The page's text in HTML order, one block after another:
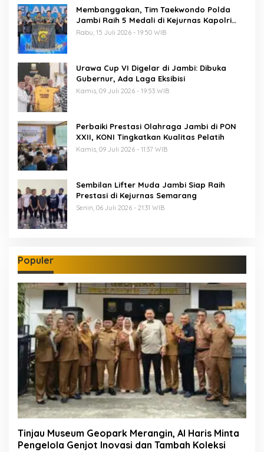
Membanggakan, Tim Taekwondo Polda
Jambi Raih 5 Medali di Kejurnas Kapolri
Cup 7
Rabu, 15 Juli 2026 - 19:50 WIB
Urawa Cup VI Digelar di Jambi: Dibuka
Gubernur, Ada Laga Eksibisi
Kamis, 09 Juli 2026 - 19:53 WIB
Perbaiki Prestasi Olahraga Jambi di PON
XXII, KONI Tingkatkan Kualitas Pelatih
Kamis, 09 Juli 2026 - 11:37 WIB
Sembilan Lifter Muda Jambi Siap Raih
Prestasi di Kejurnas Semarang
Senin, 06 Juli 2026 - 21:31 WIB
Populer
Tinjau Museum Geopark Merangin, Al Haris Minta
Pengelola Genjot Inovasi dan Tambah Koleksi